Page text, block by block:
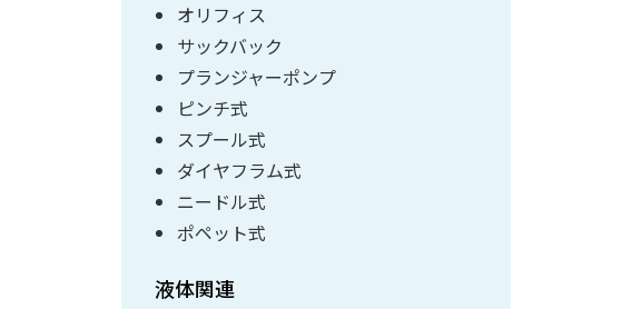
オリフィス
サックバック
プランジャーポンプ
ピンチ式
スプール式
ダイヤフラム式
ニードル式
ポペット式
液体関連